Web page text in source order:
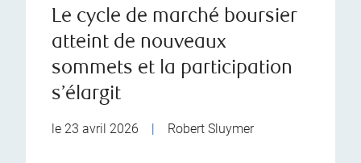
Le cycle de marché boursier
atteint de nouveaux
sommets et la participation
s’élargit
le 23 avril 2026 | Robert Sluymer